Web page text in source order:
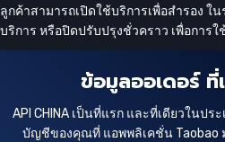
ลูกค้าสามารถเปิดใช้บริการเพื่อสำรอง ใ
บริการ หรือปิดปรับปรุงชั่วคราว เพื่อการใ
ข้อมูลออเดอร์ ที่
API CHINA เป็นที่แรก และที่เดียวในป
บัญชีของคุณที่ แอพพลิเคชั่น Taobao